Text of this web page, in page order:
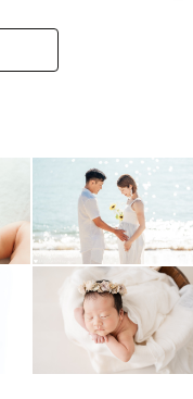
任せください✨
からの写真を撮影い